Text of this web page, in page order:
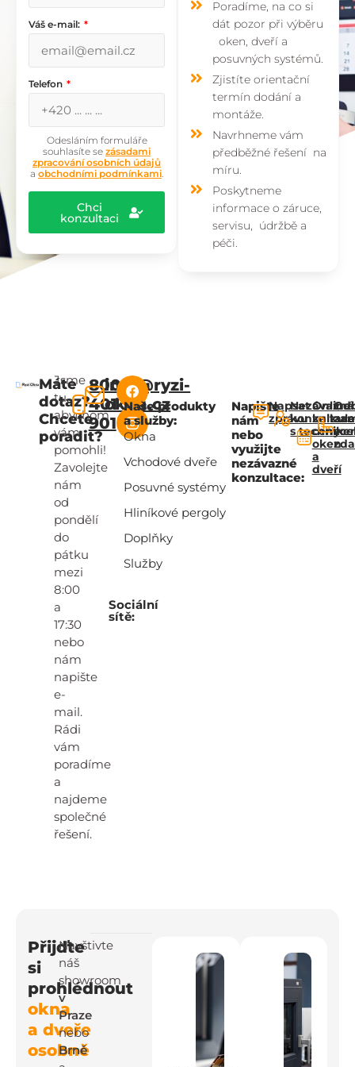
Váš e-mail:
Telefon
Odesláním formuláře
souhlasíte se zásadami
zpracování osobních údajů
a obchodními podmínkami.
Chci
konzultaci
Poradíme, na co si
dát pozor při výběru
oken, dveří a
posuvných systémů.
Zjistíte orientační
termín dodání a
montáže.
Navrhneme vám
předběžné řešení na
míru.
Poskytneme
informace o záruce,
servisu, údržbě a
péči.
Máte
dotaz?
Chcete
poradit?
Jsme
tu,
abychom
vám
pomohli!
Zavolejte
nám
od
pondělí
do
pátku
mezi
8:00
a
17:30
nebo
nám
napište
e-
mail.
Rádi
vám
poradíme
a
najdeme
společné
řešení.
800
401
901
info@ryzi-
okna.cz
Sociální
sítě:
Naše produkty
a služby:
Okna
Vchodové dveře
Posuvné systémy
Hliníkové pergoly
Doplňky
Služby
Napište
nám
nebo
využijte
nezávazné
konzultace:
Napsat
zprávu
Nezávazná
konzultace
s
Online
ceny
oken
a
dveří
Přijďte
si
prohlédnout
okna
a dveře
osobně
Navštivte
náš
showroom
v
Praze
nebo
Brně